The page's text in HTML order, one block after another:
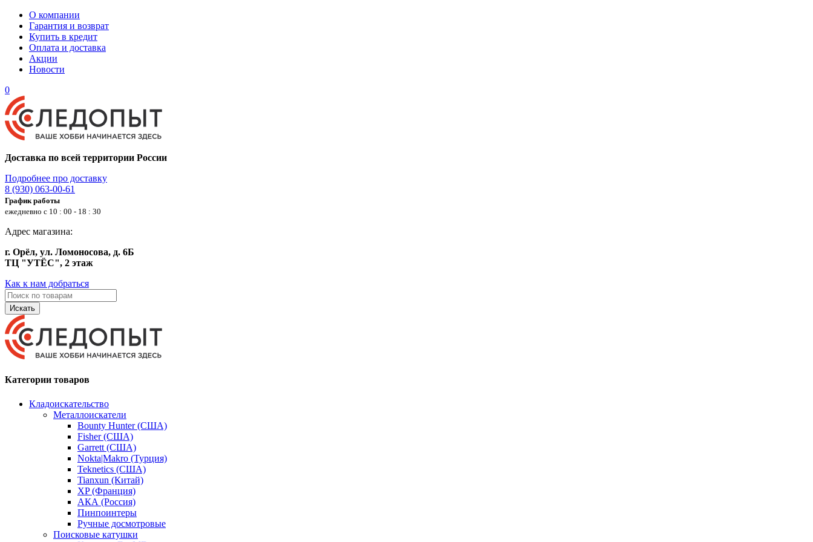
О компании
Гарантия и возврат
Купить в кредит
Оплата и доставка
Акции
Новости
0
Доставка по всей территории России
Подробнее про доставку
8 (930) 063-00-61
График работы
ежедневно с 10 : 00 - 18 : 30
Адрес магазина:
г. Орёл, ул. Ломоносова, д. 6Б
ТЦ "УТЁС", 2 этаж
Как к нам добраться
Искать
Категории товаров
Кладоискательство
Металлоискатели
Bounty Hunter (США)
Fisher (США)
Garrett (США)
Nokta|Makro (Турция)
Teknetics (США)
Tianxun (Китай)
XP (Франция)
АКА (Россия)
Пинпоинтеры
Ручные досмотровые
Поисковые катушки